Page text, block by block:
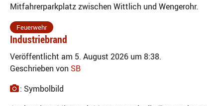
Mitfahrerparkplatz zwischen Wittlich und Wengerohr.
Feuerwehr
Industriebrand
Veröffentlicht am 5. August 2026 um 8:38.
Geschrieben von SB
: Symbolbild